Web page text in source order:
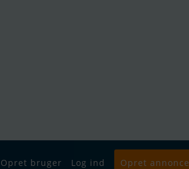
Opret bruger Log ind Opret annonce